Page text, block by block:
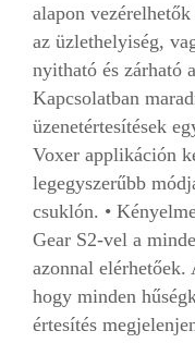
alapon
az üzlethelyiség,
nyitható és zárható
Kapcsolatban
üzenetértesítések
Voxer applikáción
legegyszerűbb
csuklón. •
Gear S2-vel a
azonnal
hogy minden
értesítés